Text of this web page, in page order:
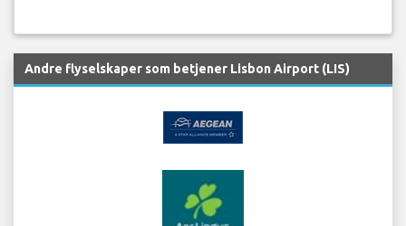
Andre flyselskaper som betjener Lisbon Airport (LIS)